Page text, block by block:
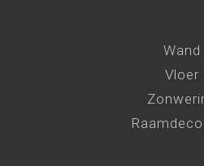
Wand
Vloer